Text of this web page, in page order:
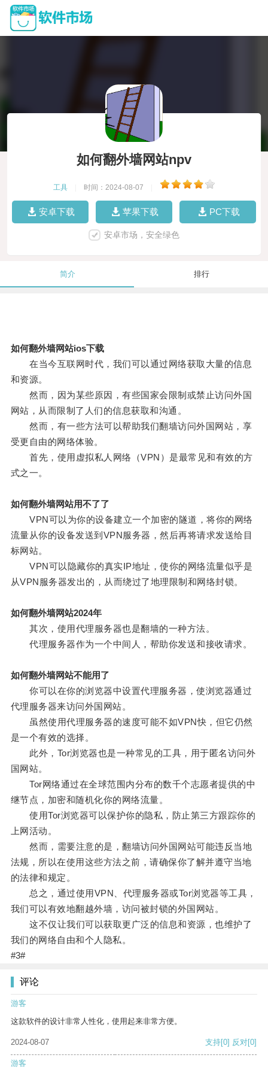
如何翻外墙网站npv
工具 时间：2024-08-07
安卓下载 苹果下载 PC下载
安卓市场，安全绿色
简介 排行
如何翻外墙网站ios下载
在当今互联网时代，我们可以通过网络获取大量的信息
和资源。
然而，因为某些原因，有些国家会限制或禁止访问外国
网站，从而限制了人们的信息获取和沟通。
然而，有一些方法可以帮助我们翻墙访问外国网站，享
受更自由的网络体验。
首先，使用虚拟私人网络（VPN）是最常见和有效的方
式之一。
如何翻外墙网站用不了了
VPN可以为你的设备建立一个加密的隧道，将你的网络
流量从你的设备发送到VPN服务器，然后再将请求发送给目
标网站。
VPN可以隐藏你的真实IP地址，使你的网络流量似乎是
从VPN服务器发出的，从而绕过了地理限制和网络封锁。
如何翻外墙网站2024年
其次，使用代理服务器也是翻墙的一种方法。
代理服务器作为一个中间人，帮助你发送和接收请求。
如何翻外墙网站不能用了
你可以在你的浏览器中设置代理服务器，使浏览器通过
代理服务器来访问外国网站。
虽然使用代理服务器的速度可能不如VPN快，但它仍然
是一个有效的选择。
此外，Tor浏览器也是一种常见的工具，用于匿名访问外
国网站。
Tor网络通过在全球范围内分布的数千个志愿者提供的中
继节点，加密和随机化你的网络流量。
使用Tor浏览器可以保护你的隐私，防止第三方跟踪你的
上网活动。
然而，需要注意的是，翻墙访问外国网站可能违反当地
法规，所以在使用这些方法之前，请确保你了解并遵守当地
的法律和规定。
总之，通过使用VPN、代理服务器或Tor浏览器等工具，
我们可以有效地翻越外墙，访问被封锁的外国网站。
这不仅让我们可以获取更广泛的信息和资源，也维护了
我们的网络自由和个人隐私。
#3#
评论
游客
这款软件的设计非常人性化，使用起来非常方便。
2024-08-07 支持[0] 反对[0]
游客